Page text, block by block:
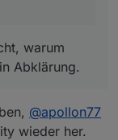
warum
Abklärung.
@apollon77
wieder her.